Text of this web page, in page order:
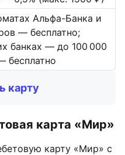
Альфа-Банка и
— бесплатно;
банках — до 100 000
бесплатно
карту
карта «Мир»
карту «Мир» с